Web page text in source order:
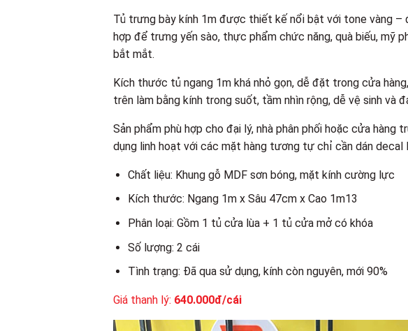
Tủ trưng bày kính 1m được thiết kế nổi bật với tone vàng
hợp để trưng yến sào, thực phẩm chức năng, quà biếu, mỹ
bắt mắt.
Kích thước tủ ngang 1m khá nhỏ gọn, dễ đặt trong cửa
trên làm bằng kính trong suốt, tầm nhìn rộng, dễ vệ sinh và
Sản phẩm phù hợp cho đại lý, nhà phân phối hoặc cửa hàng
dụng linh hoạt với các mặt hàng tương tự chỉ cần dán decal
Chất liệu: Khung gỗ MDF sơn bóng, mặt kính cường lực
Kích thước: Ngang 1m x Sâu 47cm x Cao 1m13
Phân loại: Gồm 1 tủ cửa lùa + 1 tủ cửa mở có khóa
Số lượng: 2 cái
Tình trạng: Đã qua sử dụng, kính còn nguyên, mới 90%
Giá thanh lý: 640.000đ/cái